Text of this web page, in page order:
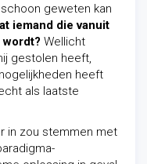
geweten kan
iemand dievanuit
Wellicht
gestolen heeft,
heeft
als laatste
in zou stemmen met